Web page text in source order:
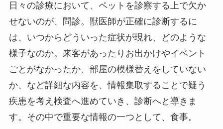
日々の診療において、ペットを診察する上で欠か
せないのが、問診。獣医師が正確に診断するに
は、いつからどういった症状が現れ、どのような
様子なのか。来客があったりお出かけやイベント
ごとがなかったか、部屋の模様替えをしていない
か、など詳細な内容を、情報集取することで疑う
疾患を考え検査へ進めていき、診断へと導きま
す。その中で重要な情報の一つとして、食事。